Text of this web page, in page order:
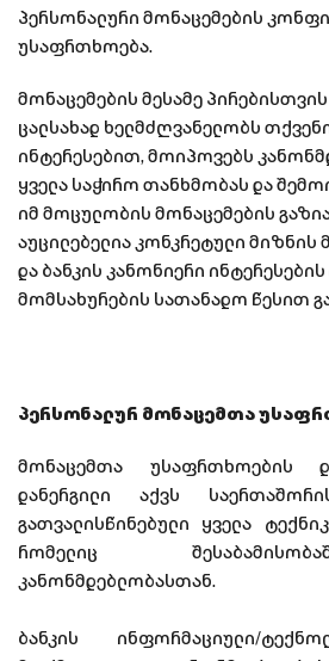
პერსონალური მონაცემების
უსაფრთხოება.
მონაცემების მესამე პირებისთვის
ცალსახად ხელმძღვანელობს
ინტერესებით, მოიპოვებს
ყველა საჭირო თანხმობას და
იმ მოცულობის მონაცემების
აუცილებელია კონკრეტული მიზნის
და ბანკის კანონიერი ინტერესების
მომსახურების სათანადო წესით
პერსონალურ მონაცემთა
მონაცემთა უსაფრთხოების
დანერგილი აქვს
გათვალისწინებული ყველა
რომელიც
კანონმდებლობასთან.
ბანკის ინფორმაციული/